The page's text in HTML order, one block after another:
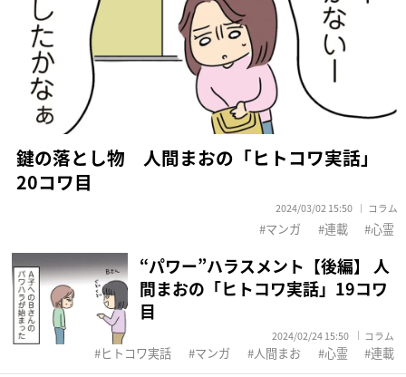
鍵の落とし物 人間まおの「ヒトコワ実話」
20コワ目
2024/03/02 15:50 コラム
マンガ 連載 心霊
“パワー”ハラスメント【後編】 人
間まおの「ヒトコワ実話」19コワ
目
2024/02/24 15:50 コラム
ヒトコワ実話 マンガ 人間まお 心霊 連載